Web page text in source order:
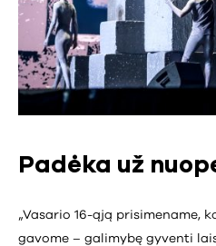
Padėka už
„Vasario 16-ąją prisimename,
gavome – galimybę gyventi